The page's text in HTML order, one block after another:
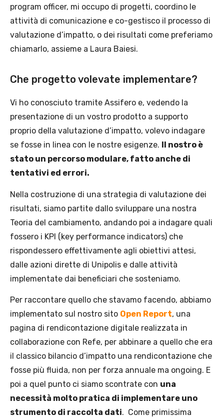
program officer, mi occupo di progetti, coordino le
attività di comunicazione e co-gestisco il processo di
valutazione d’impatto, o dei risultati come preferiamo
chiamarlo, assieme a Laura Baiesi.
Che progetto volevate implementare?
Vi ho conosciuto tramite Assifero e, vedendo la
presentazione di un vostro prodotto a supporto
proprio della valutazione d’impatto, volevo indagare
se fosse in linea con le nostre esigenze.
Il nostro è
stato un percorso modulare, fatto anche di
tentativi ed errori.
Nella costruzione di una strategia di valutazione dei
risultati, siamo partite dallo sviluppare una nostra
Teoria del cambiamento, andando poi a indagare quali
fossero i KPI (key performance indicators) che
rispondessero effettivamente agli obiettivi attesi,
dalle azioni dirette di Unipolis e dalle attività
implementate dai beneficiari che sosteniamo.
Per raccontare quello che stavamo facendo, abbiamo
implementato sul nostro sito Open Report, una
pagina di rendicontazione digitale realizzata in
collaborazione con Refe, per abbinare a quello che era
il classico bilancio d’impatto una rendicontazione che
fosse più fluida, non per forza annuale ma ongoing. E
poi a quel punto ci siamo scontrate con una
necessità molto pratica di implementare uno
strumento di raccolta dati. Come primissima